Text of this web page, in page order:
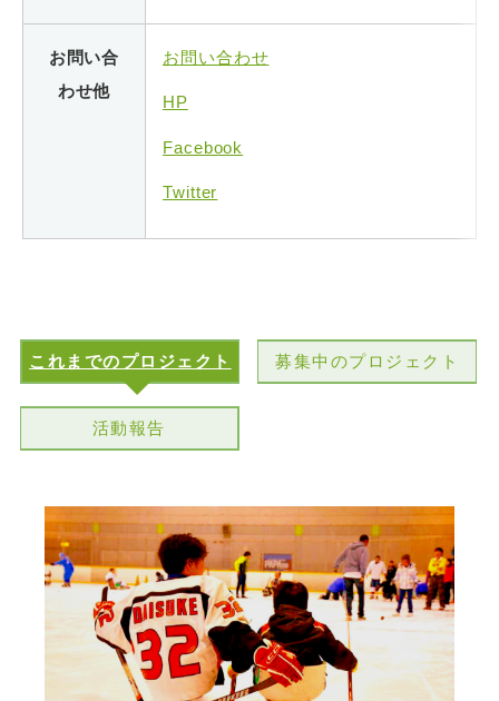
お問い合
わせ他
お問い合わせ
HP
Facebook
Twitter
これまでのプロジェクト 募集中のプロジェクト
活動報告